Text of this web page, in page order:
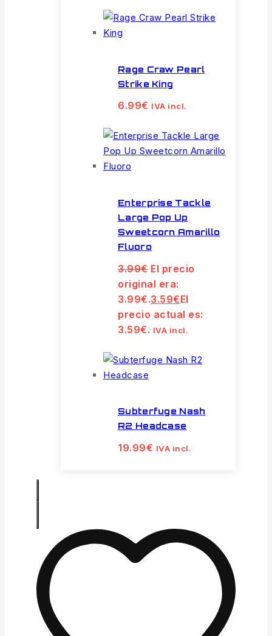
Rage Craw Pearl
Strike King
6.99€ IVA incl.
Enterprise Tackle
Large Pop Up
Sweetcorn Amarillo
Fluoro
3.99€ El precio
original era:
3.99€.3.59€El
precio actual es:
3.59€. IVA incl.
Subterfuge Nash
R2 Headcase
19.99€ IVA incl.